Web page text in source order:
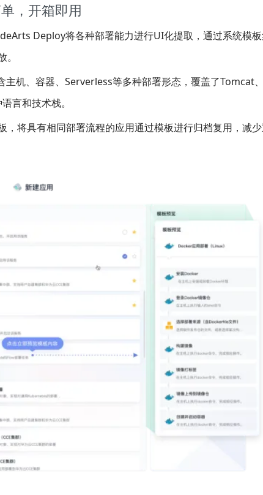
，开箱即用
Deploy将各种部署能力进行UI化提取，通过系统模
主机、容器、Serverless等多种部署形态，覆盖了Tomcat
言和技术栈。
将具有相同部署流程的应用通过模板进行归档复用，减